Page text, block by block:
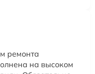
ремонта
на высоком